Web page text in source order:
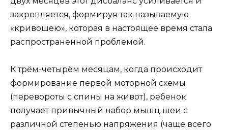
закрепляется, формируя так называемую
«кривошею», которая в настоящее время стала
распространенной проблемой.
К трём-четырём месяцам, когда происходит
формирование первой моторной схемы
(перевороты с спины на живот), ребенок
получает привычный набор мышц шеи с
различной степенью напряжения (чаще всего